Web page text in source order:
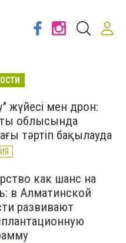
жүйесі мен дрон:
облысында
тәртіп бақылауда
как шанс на
в Алматинской
развивают